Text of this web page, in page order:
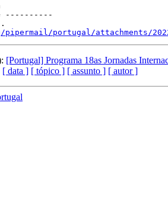
----------
portugal/attachments/
[Portugal] Programa 18as Jornadas
[ data ] [ tópico ] [ assunto ] [ autor ]